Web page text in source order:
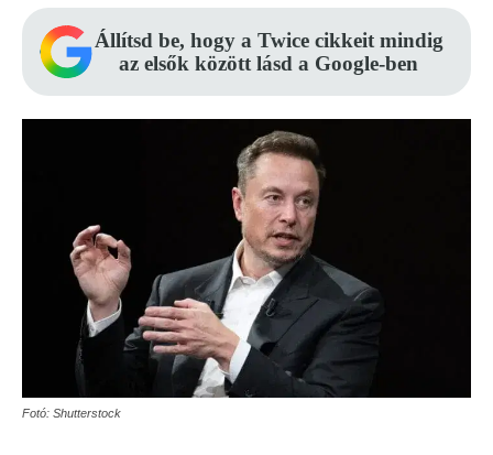
Állítsd be, hogy a Twice cikkeit mindig
az elsők között lásd a Google-ben
Fotó: Shutterstock